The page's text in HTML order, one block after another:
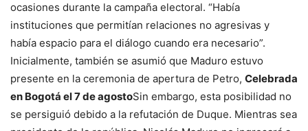
ocasiones durante la campaña electoral. “Había
instituciones que permitían relaciones no agresivas y
había espacio para el diálogo cuando era necesario”.
Inicialmente, también se asumió que Maduro estuvo
presente en la ceremonia de apertura de Petro, Celebrada
en Bogotá el 7 de agostoSin embargo, esta posibilidad no
se persiguió debido a la refutación de Duque. Mientras sea